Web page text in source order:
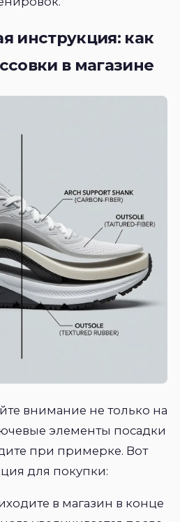
инструкция: как
в магазине
внимание не только на
элементы посадки
при примерке. Вот
для покупки:
в магазин в конце